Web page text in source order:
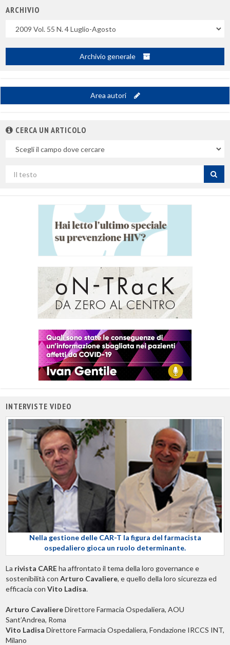
ARCHIVIO
Archivio generale
Area autori
CERCA UN ARTICOLO
campo
per
INTERVISTE VIDEO
Nella gestione delle CAR-T la figura del farmacista
ospedaliero gioca un ruolo determinante.
La rivista CAREha affrontato il tema della loro governance e
sostenibilità con Arturo Cavaliere, e quello della loro sicurezza ed
efficacia con Vito Ladisa.
Arturo CavaliereDirettore Farmacia Ospedaliera, AOU
Sant’Andrea, Roma
Vito Ladisa Direttore Farmacia Ospedaliera, Fondazione IRCCS INT,
Milano